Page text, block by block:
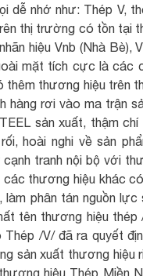
dễ nhớ như: Thép V,
thị trường có tồn tại
hiệu Vnb (Nhà Bè),
mặt tích cực là
thêm thương hiệu trên
hàng rơi vào ma trận
sản xuất, thậm
hoài nghi về sản
tranh nội bộ với
thương hiệu khác
phân tán nguồn
tên thương hiệu
/V/ đã ra quyết
sản xuất thương
hiệu Thép Miền